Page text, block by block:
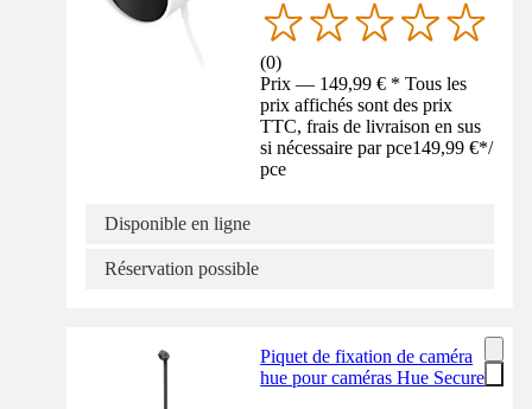
(0)
Prix — 149,99 € * Tous les
prix affichés sont des prix
TTC, frais de livraison en sus
si nécessaire par pce149,99 €*/
pce
Disponible en ligne
Réservation possible
Piquet de fixation de caméra
hue pour caméras Hue Secure